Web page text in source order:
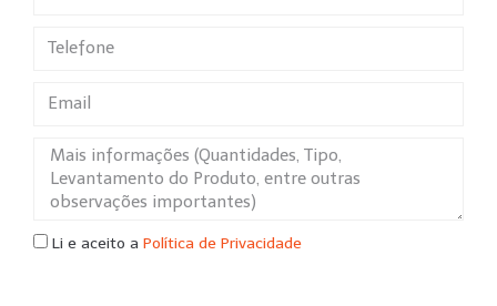
Li e aceito a Política de Privacidade